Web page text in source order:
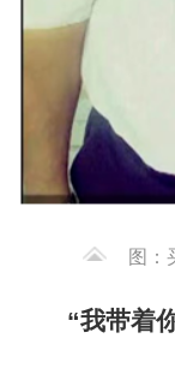
图：
“我带着